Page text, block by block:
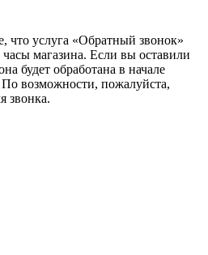
услуга «Обратный звонок»
часы магазина. Если вы оставили
будет обработана в начале
возможности, пожалуйста,
звонка.